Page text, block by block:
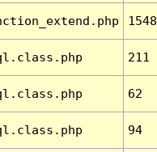
1548
211
62
94